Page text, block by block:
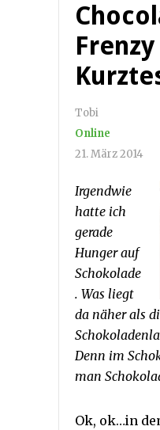
Tobi
Online
21. März 2014
Irgendwie
hatte ich
gerade
Hunger auf
Schokolade
. Was liegt
da näher als
Denn im
man
Ok, ok…in